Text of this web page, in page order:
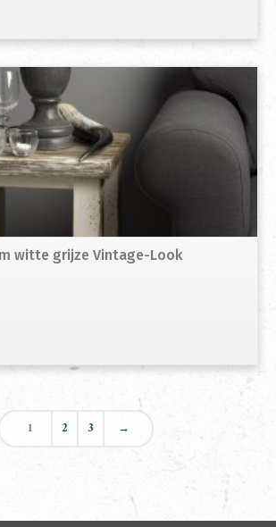
witte grijze Vintage-Look
1 2 3 →